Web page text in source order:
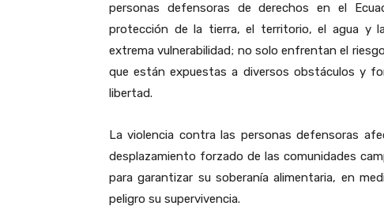
personas defensoras de derechos en el
protección de la tierra, el territorio, el agua y
extrema vulnerabilidad; no solo enfrentan el
que están expuestas a diversos obstáculos y
libertad.
La violencia contra las personas defensoras
desplazamiento forzado de las comunidades
para garantizar su soberanía alimentaria, en
peligro su supervivencia.